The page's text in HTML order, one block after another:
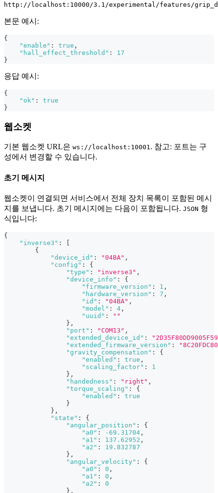
http://localhost:10000/3.1/experimental/features/
본문 예시:
{
"enable" : true ,
"hall_effect_threshold" :
17
}
응답 예시:
{
"ok" :
true
}
웹소켓
기본 웹소켓 URL은 ws://localhost:10001. 참고: 포트는 구
성에서 변경할 수 있습니다.
초기 메시지
웹소켓이 연결되면 서비스에서 전체 장치 목록이 포함된 메시
지를 보냅니다. 초기 메시지에는 다음이 포함됩니다. JSON 형
식입니다:
{
"inverse3" :
{
"device_id" : "04BA" ,
"config" :
{
"type" : "inverse3" ,
"device_info" :
{
"firmware_version" : 1 ,
"hardware_version" : 7 ,
"id" : "04BA" ,
"model" : 4 ,
"uuid" :
""
} ,
"port" : "COM13" ,
"extended_device_id" :
"extended_firmware_version" :
"gravity_compensation" :
{
"enabled" : true ,
"scaling_factor" :
1
} ,
"handedness" : "right" ,
"torque_scaling" :
{
"enabled" :
true
}
} ,
"state" :
{
"angular_position" :
{
"a0" : -69.31704 ,
"a1" : 137.62952 ,
"a2" :
19.832787
} ,
"angular_velocity" :
{
"a0" : 0 ,
"a1" : 0 ,
"a2" :
0
} ,